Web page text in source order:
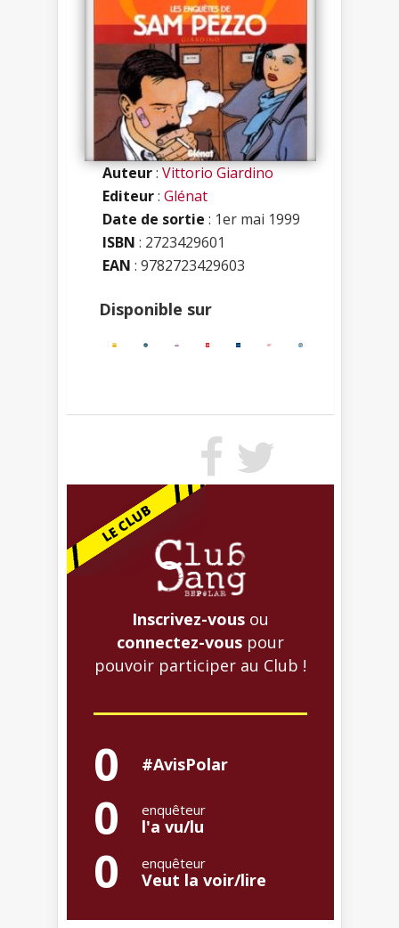
Auteur:Vittorio Giardino
Editeur: Glénat
Date de sortie : 1er mai 1999
ISBN : 2723429601
EAN : 9782723429603
Disponible sur
Inscrivez-vous ou
connectez-vous pour
pouvoir participer au Club !
0 #AvisPolar
0 enquêteur
l'a vu/lu
0 enquêteur
Veut la voir/lire